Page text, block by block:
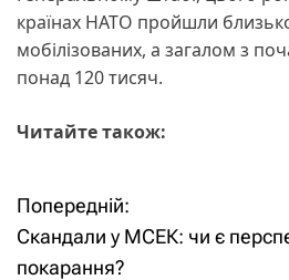
країнах НАТО пройшли
мобілізованих, а загалом з
понад 120 тисяч.
Читайте також:
Н
а
Попередній:
Скандали у МСЕК: чи є
покарання?